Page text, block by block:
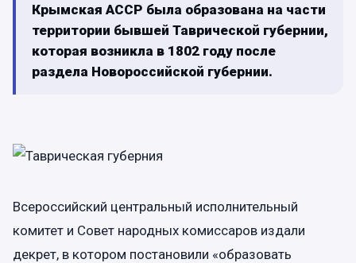
Крымская АССР была образована на части
территории бывшей Таврической губернии,
которая возникла в 1802 году после
раздела Новороссийской губернии.
Всероссийский центральный исполнительный
комитет и Совет народных комиссаров издали
декрет, в котором постановили «образовать